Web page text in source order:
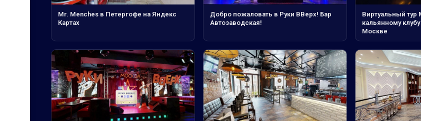
Mr. Menches в Петергофе на Яндекс
Картах
Добро пожаловать в Руки ВВерх! Бар
Автозаводская!
Виртуальный тур
кальянному клубу
Москве